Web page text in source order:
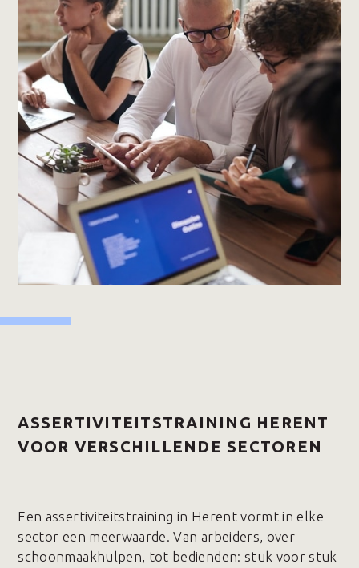
ASSERTIVITEITSTRAINING HERENT
VOOR VERSCHILLENDE SECTOREN
Een assertiviteitstraining in Herent vormt in elke
sector een meerwaarde. Van arbeiders, over
schoonmaakhulpen, tot bedienden: stuk voor stuk